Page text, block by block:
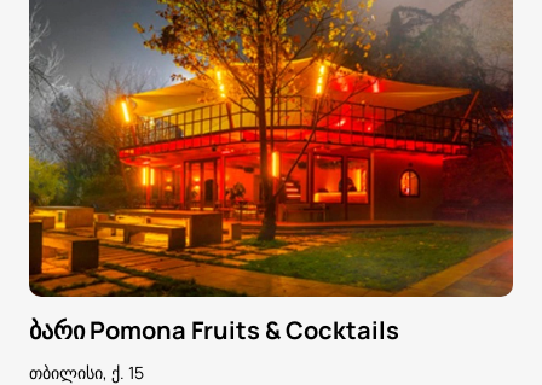
ბარი Pomona Fruits & Cocktails
თბილისი, ქ. 15